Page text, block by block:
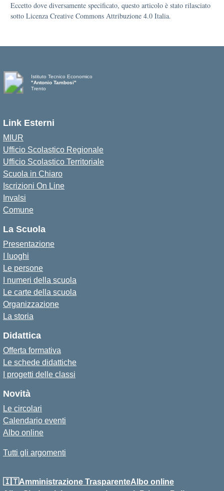
Eccetto dove diversamente specificato, questo articolo è stato rilasciato
sotto Licenza Creative Commons Attribuzione 4.0 Italia.
Istituto Tecnico Economico
"Antonio Tambosi"
Trento
Link Esterni
MIUR
Ufficio Scolastico Regionale
Ufficio Scolastico Territoriale
Scuola in Chiaro
Iscrizioni On Line
Invalsi
Comune
La Scuola
Presentazione
I luoghi
Le persone
I numeri della scuola
Le carte della scuola
Organizzazione
La storia
Didattica
Offerta formativa
Le schede didattiche
I progetti delle classi
Novità
Le circolari
Calendario eventi
Albo online
Tutti gli argomenti
🇮🇹Amministrazione TrasparenteAlbo online